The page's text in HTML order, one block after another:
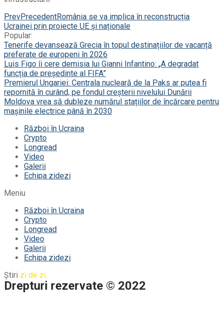
PrevPrecedentRomânia se va implica în reconstrucția
Ucrainei prin proiecte UE și naționale
Popular:
Tenerife devansează Grecia în topul destinațiilor de vacanță
preferate de europeni în 2026
Luis Figo îi cere demisia lui Gianni Infantino: „A degradat
funcția de președinte al FIFA”
Premierul Ungariei: Centrala nucleară de la Paks ar putea fi
repornită în curând, pe fondul creșterii nivelului Dunării
Moldova vrea să dubleze numărul stațiilor de încărcare pentru
mașinile electrice până în 2030
Război în Ucraina
Crypto
Longread
Video
Galerii
Echipa zidezi
Meniu
Război în Ucraina
Crypto
Longread
Video
Galerii
Echipa zidezi
Știri zi de zi.
Drepturi rezervate © 2022